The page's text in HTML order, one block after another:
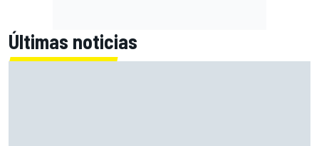
Últimas noticias